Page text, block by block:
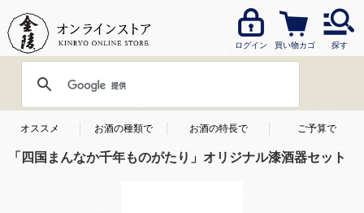
ログイン 買い物カゴ 探す
オススメ お酒の種類で お酒の特長で ご予算で
「四国まんなか千年ものがたり」オリジナル漆酒器セット